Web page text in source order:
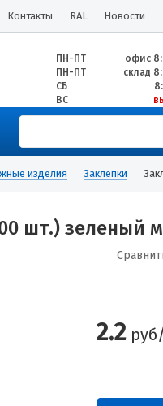
Контакты RAL Новости
ПН-ПТ
офис
ПН-ПТ
склад
СБ
ВС
изделия Заклепки
шт.) зеленый
2.2